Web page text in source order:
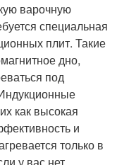
варочную
специальная
плит. Такие
дно,
под
как высокая
и
только в